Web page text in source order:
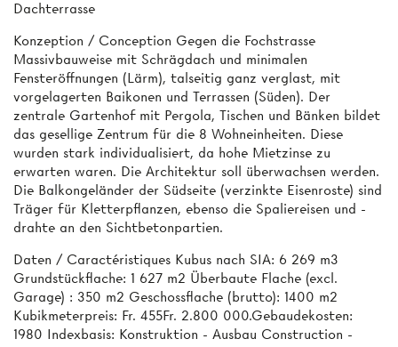
Dachterrasse
Konzeption / Conception Gegen die Fochstrasse
Massivbauweise mit Schrägdach und minimalen
Fensteröffnungen (Lärm), talseitig ganz verglast, mit
vorgelagerten Baikonen und Terrassen (Süden). Der
zentrale Gartenhof mit Pergola, Tischen und Bänken bildet
das gesellige Zentrum für die 8 Wohneinheiten. Diese
wurden stark individualisiert, da hohe Mietzinse zu
erwarten waren. Die Architektur soll überwachsen werden.
Die Balkongeländer der Südseite (verzinkte Eisenroste) sind
Träger für Kletterpflanzen, ebenso die Spaliereisen und -
drahte an den Sichtbetonpartien.
Daten / Caractéristiques Kubus nach SIA: 6 269 m3
Grundstückflache: 1 627 m2 Überbaute Flache (excl.
Garage) : 350 m2 Geschossflache (brutto): 1400 m2
Kubikmeterpreis: Fr. 455Fr. 2.800 000.Gebaudekosten:
1980 Indexbasis: Konstruktion - Ausbau Construction -